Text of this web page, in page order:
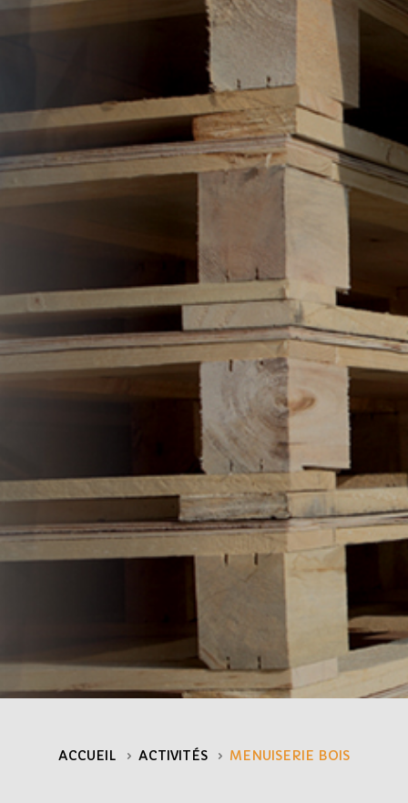
ACCUEIL ACTIVITÉS MENUISERIE BOIS